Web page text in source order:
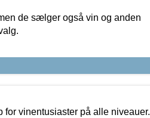
de sælger også vin og anden
for vinentusiaster på alle niveauer.